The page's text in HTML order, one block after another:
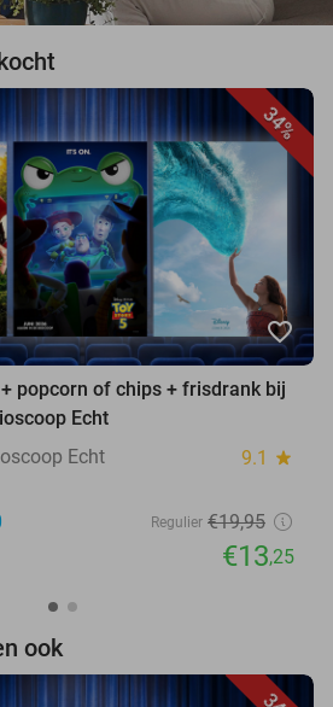
34%
favorite_border
popcorn of chips + frisdrank bij
Echt
Echt
9.1 star
Regulier €19,95
€13,25
ook